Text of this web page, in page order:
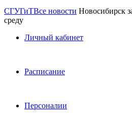
СГУГиТВсе новости Новосибирск
среду
Личный кабинет
Расписание
Персоналии